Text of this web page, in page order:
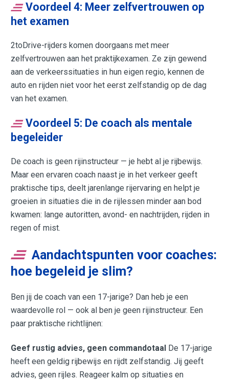
Voordeel 4: Meer zelfvertrouwen op
het examen
2toDrive-rijders komen doorgaans met meer
zelfvertrouwen aan het praktijkexamen. Ze zijn gewend
aan de verkeerssituaties in hun eigen regio, kennen de
auto en rijden niet voor het eerst zelfstandig op de dag
van het examen.
Voordeel 5: De coach als mentale
begeleider
De coach is geen rijinstructeur — je hebt al je rijbewijs.
Maar een ervaren coach naast je in het verkeer geeft
praktische tips, deelt jarenlange rijervaring en helpt je
groeien in situaties die in de rijlessen minder aan bod
kwamen: lange autoritten, avond- en nachtrijden, rijden in
regen of mist.
Aandachtspunten voor coaches:
hoe begeleid je slim?
Ben jij de coach van een 17-jarige? Dan heb je een
waardevolle rol — ook al ben je geen rijinstructeur. Een
paar praktische richtlijnen:
Geef rustig advies, geen commandotaal De 17-jarige
heeft een geldig rijbewijs en rijdt zelfstandig. Jij geeft
advies, geen rijles. Reageer kalm op situaties en